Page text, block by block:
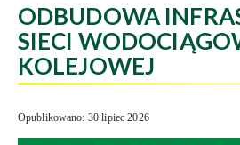
ODBUDOWA
SIECI
KOLEJOWEJ
Opublikowano: 30 lipiec 2026